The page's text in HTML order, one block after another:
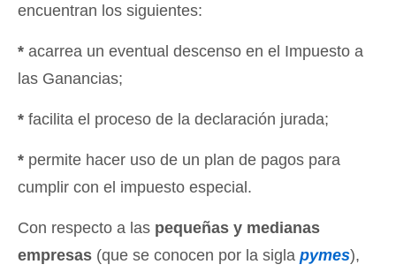
encuentran los siguientes:
* acarrea un eventual descenso en el Impuesto a
las Ganancias;
* facilita el proceso de la declaración jurada;
* permite hacer uso de un plan de pagos para
cumplir con el impuesto especial.
Con respecto a las pequeñas y medianas
empresas (que se conocen por la sigla pymes),